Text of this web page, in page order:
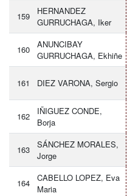
159
HERNANDEZ
GURRUCHAGA, Iker
160
ANUNCIBAY
GURRUCHAGA, Ekhiñe
161 DIEZ VARONA, Sergio
162
IÑIGUEZ CONDE,
Borja
163
SÁNCHEZ MORALES,
Jorge
164
CABELLO LOPEZ, Eva
Maria